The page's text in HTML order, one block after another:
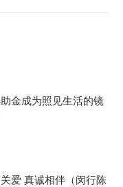
助金成为照见生活的镜
关爱 真诚相伴（闵行陈